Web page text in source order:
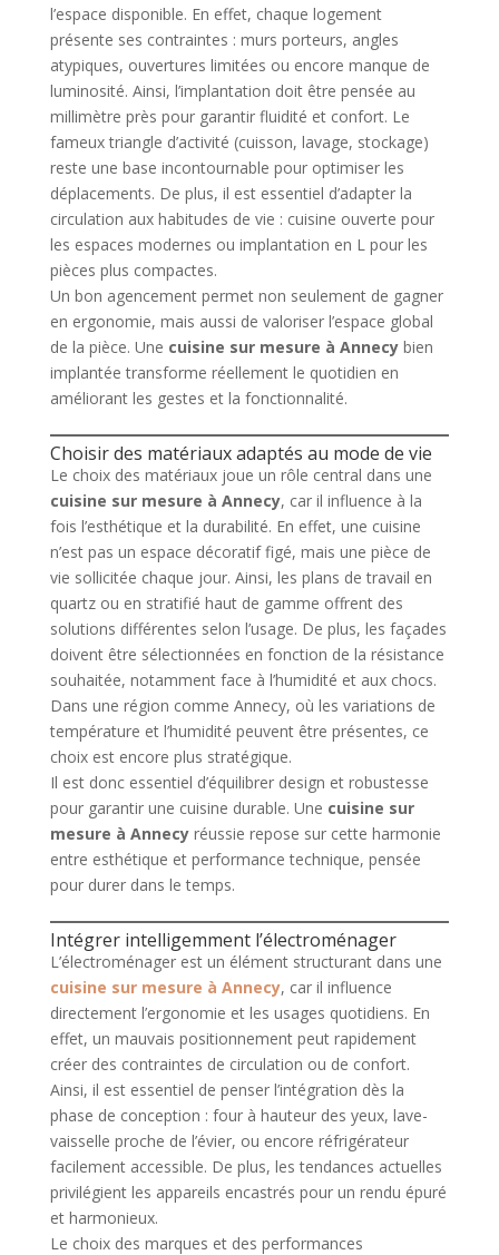
l’espace disponible. En effet, chaque logement
présente ses contraintes : murs porteurs, angles
atypiques, ouvertures limitées ou encore manque de
luminosité. Ainsi, l’implantation doit être pensée au
millimètre près pour garantir fluidité et confort. Le
fameux triangle d’activité (cuisson, lavage, stockage)
reste une base incontournable pour optimiser les
déplacements. De plus, il est essentiel d’adapter la
circulation aux habitudes de vie : cuisine ouverte pour
les espaces modernes ou implantation en L pour les
pièces plus compactes.
Un bon agencement permet non seulement de gagner
en ergonomie, mais aussi de valoriser l’espace global
de la pièce. Une cuisine sur mesure à Annecybien
implantée transforme réellement le quotidien en
améliorant les gestes et la fonctionnalité.
Choisir des matériaux adaptés au mode de vie
Le choix des matériaux joue un rôle central dans une
cuisine sur mesure à Annecy, car il influence à la
fois l’esthétique et la durabilité. En effet, une cuisine
n’est pas un espace décoratif figé, mais une pièce de
vie sollicitée chaque jour. Ainsi, les plans de travail en
quartz ou en stratifié haut de gamme offrent des
solutions différentes selon l’usage. De plus, les façades
doivent être sélectionnées en fonction de la résistance
souhaitée, notamment face à l’humidité et aux chocs.
Dans une région comme Annecy, où les variations de
température et l’humidité peuvent être présentes, ce
choix est encore plus stratégique.
Il est donc essentiel d’équilibrer design et robustesse
pour garantir une cuisine durable. Une cuisine sur
mesure à Annecyréussie repose sur cette harmonie
entre esthétique et performance technique, pensée
pour durer dans le temps.
Intégrer intelligemment l’électroménager
L’électroménager est un élément structurant dans une
cuisine sur mesure à Annecy, car il influence
directement l’ergonomie et les usages quotidiens. En
effet, un mauvais positionnement peut rapidement
créer des contraintes de circulation ou de confort.
Ainsi, il est essentiel de penser l’intégration dès la
phase de conception : four à hauteur des yeux, lave-
vaisselle proche de l’évier, ou encore réfrigérateur
facilement accessible. De plus, les tendances actuelles
privilégient les appareils encastrés pour un rendu épuré
et harmonieux.
Le choix des marques et des performances